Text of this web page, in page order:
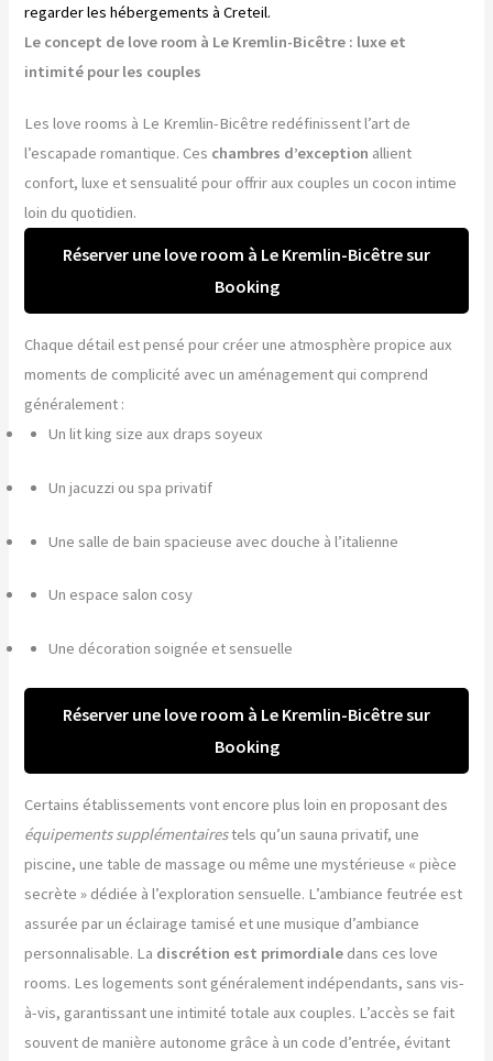
regarder les hébergements à Creteil.
Le concept de love room à Le Kremlin-Bicêtre : luxe et
intimité pour les couples
Les love rooms à Le Kremlin-Bicêtre redéfinissent l’art de
l’escapade romantique. Ces chambres d’exception allient
confort, luxe et sensualité pour offrir aux couples un cocon intime
loin du quotidien.
Réserver une love room à Le Kremlin-Bicêtre sur
Booking
Chaque détail est pensé pour créer une atmosphère propice aux
moments de complicité avec un aménagement qui comprend
généralement :
Un lit king size aux draps soyeux
Un jacuzzi ou spa privatif
Une salle de bain spacieuse avec douche à l’italienne
Un espace salon cosy
Une décoration soignée et sensuelle
Réserver une love room à Le Kremlin-Bicêtre sur
Booking
Certains établissements vont encore plus loin en proposant des
équipements supplémentairestels qu’un sauna privatif, une
piscine, une table de massage ou même une mystérieuse « pièce
secrète » dédiée à l’exploration sensuelle. L’ambiance feutrée est
assurée par un éclairage tamisé et une musique d’ambiance
personnalisable. La discrétion est primordiale dans ces love
rooms. Les logements sont généralement indépendants, sans vis-
à-vis, garantissant une intimité totale aux couples. L’accès se fait
souvent de manière autonome grâce à un code d’entrée, évitant